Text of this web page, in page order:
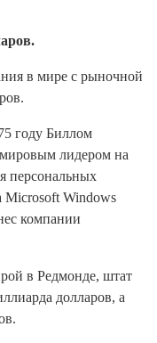
в мире с рыночной
году Биллом
лидером на
персональных
Microsoft Windows
компании
в Редмонде, штат
долларов, а